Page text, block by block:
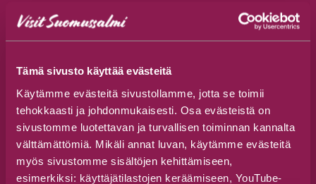
Tämä sivusto käyttää evästeitä
Käytämme evästeitä sivustollamme, jotta se toimii
tehokkaasti ja johdonmukaisesti. Osa evästeistä on
sivustomme luotettavan ja turvallisen toiminnan kannalta
välttämättömiä. Mikäli annat luvan, käytämme evästeitä
myös sivustomme sisältöjen kehittämiseen,
esimerkiksi: käyttäjätilastojen keräämiseen, YouTube-
Follow us
Opening hours
Tourist Office is open:
Monday-Friday 9.00-16.00 o’clock
(closed 15.5.2026 and 20.6.2026)